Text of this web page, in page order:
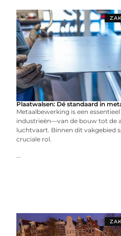
Plaatwalsen: Dé standaard in
Metaalbewerking is een
industrieën—van de bouw tot de
luchtvaart. Binnen dit vakgebied
cruciale rol.
...